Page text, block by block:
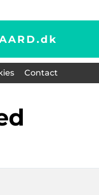
dk
Contact